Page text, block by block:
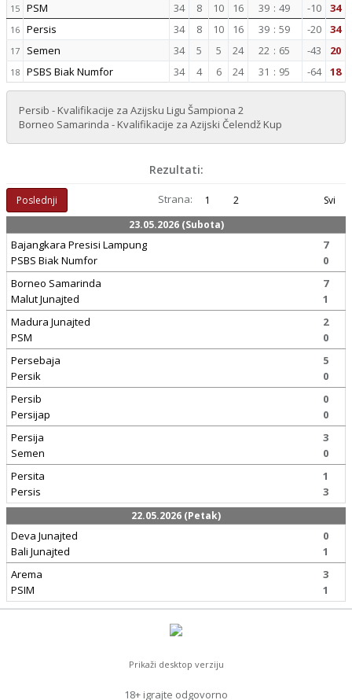
15 PSM 34 8 10 16 39 : 49 -10 34
16 Persis 34 8 10 16 39 : 59 -20 34
17 Semen 34 5 5 24 22 : 65 -43 20
18 PSBS Biak Numfor 34 4 6 24 31 : 95 -64 18
Persib - Kvalifikacije za Azijsku Ligu Šampiona 2
Borneo Samarinda - Kvalifikacije za Azijski Čelendž Kup
Rezultati:
Poslednji Strana: 1 2
Svi
23.05.2026 (Subota)
Bajangkara Presisi Lampung
PSBS Biak Numfor
7
0
Borneo Samarinda
Malut Junajted
7
1
Madura Junajted
PSM
2
0
Persebaja
Persik
5
0
Persib
Persijap
0
0
Persija
Semen
3
0
Persita
Persis
1
3
22.05.2026 (Petak)
Deva Junajted
Bali Junajted
0
1
Arema
PSIM
3
1
Prikaži desktop verziju
18+ igrajte odgovorno